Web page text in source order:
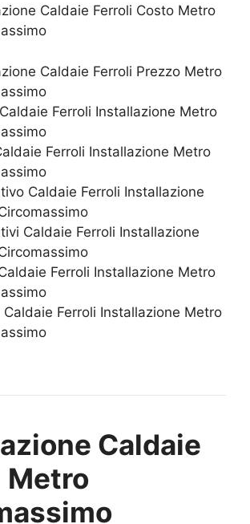
Caldaie Ferroli Costo Metro
Caldaie Ferroli Prezzo Metro
Ferroli Installazione Metro
Ferroli Installazione Metro
Caldaie Ferroli Installazione
Caldaie Ferroli Installazione
Ferroli Installazione Metro
Caldaie Ferroli Installazione Metro
Caldaie
Metro